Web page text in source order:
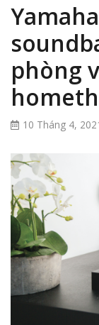
phòng
10 Tháng 4,